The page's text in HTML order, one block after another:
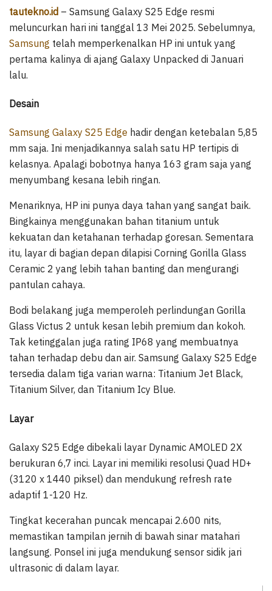
tautekno.id – Samsung Galaxy S25 Edge resmi
meluncurkan hari ini tanggal 13 Mei 2025. Sebelumnya,
Samsung telah memperkenalkan HP ini untuk yang
pertama kalinya di ajang Galaxy Unpacked di Januari
lalu.
Desain
Samsung Galaxy S25 Edge hadir dengan ketebalan 5,85
mm saja. Ini menjadikannya salah satu HP tertipis di
kelasnya. Apalagi bobotnya hanya 163 gram saja yang
menyumbang kesana lebih ringan.
Menariknya, HP ini punya daya tahan yang sangat baik.
Bingkainya menggunakan bahan titanium untuk
kekuatan dan ketahanan terhadap goresan. Sementara
itu, layar di bagian depan dilapisi Corning Gorilla Glass
Ceramic 2 yang lebih tahan banting dan mengurangi
pantulan cahaya.
Bodi belakang juga memperoleh perlindungan Gorilla
Glass Victus 2 untuk kesan lebih premium dan kokoh.
Tak ketinggalan juga rating IP68 yang membuatnya
tahan terhadap debu dan air. Samsung Galaxy S25 Edge
tersedia dalam tiga varian warna: Titanium Jet Black,
Titanium Silver, dan Titanium Icy Blue.
Layar
Galaxy S25 Edge dibekali layar Dynamic AMOLED 2X
berukuran 6,7 inci. Layar ini memiliki resolusi Quad HD+
(3120 x 1440 piksel) dan mendukung refresh rate
adaptif 1-120 Hz.
Tingkat kecerahan puncak mencapai 2.600 nits,
memastikan tampilan jernih di bawah sinar matahari
langsung. Ponsel ini juga mendukung sensor sidik jari
ultrasonic di dalam layar.